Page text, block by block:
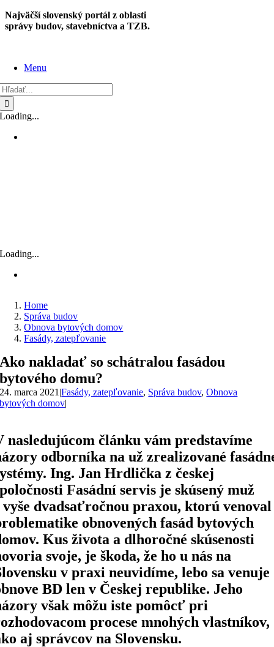
Skip
to
Najväčší slovenský portál z oblasti
správy budov, stavebníctva a TZB.
Menu
Loading...
Loading...
Home
Správa budov
Obnova bytových domov
Fasády, zatepľovanie
Ako nakladať so schátralou fasádou
bytového domu?
24. marca 2021 |Fasády, zatepľovanie, Správa budov,Obnova
bytových domov|
nasledujúcom článku vám predstavíme
odborníka na už zrealizované
Ing. Jan Hrdlička z českej
Fasádní servis je skúsený muž
vyše dvadsaťročnou praxou, ktorú venoval
obnovených fasád bytových
Kus života a dlhoročné skúsenosti
svoje, je škoda, že ho u nás na
v praxi neuvidíme, lebo sa venuje
BD len v Českej republike. Jeho
však môžu iste pomôcť pri
procese mnohých vlastníkov,
aj správcov na Slovensku.